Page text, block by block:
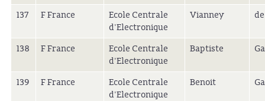
137 F France
Ecole Centrale
d'Electronique
Vianney
138 F France
Ecole Centrale
d'Electronique
Baptiste
139 F France
Ecole Centrale
d'Electronique
Benoit